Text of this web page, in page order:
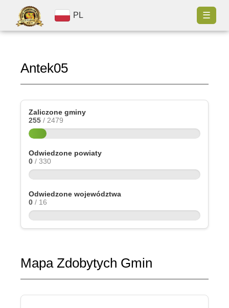
PL ☰
Antek05
Zaliczone gminy
255 / 2479
Odwiedzone powiaty
0 / 330
Odwiedzone województwa
0 / 16
Mapa Zdobytych Gmin